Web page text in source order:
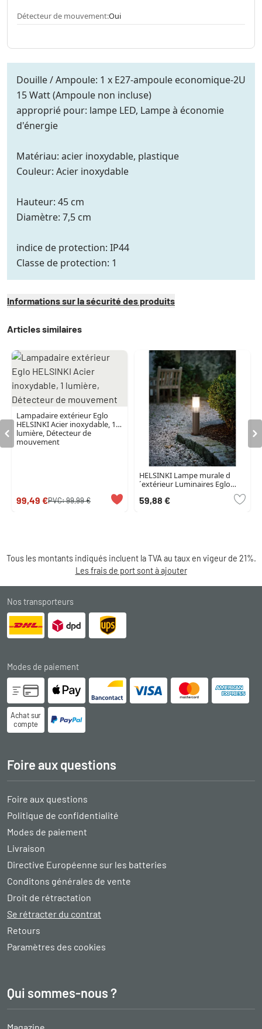
Détecteur de mouvement:Oui
Douille / Ampoule: 1 x E27-ampoule economique-2U
15 Watt (Ampoule non incluse)
approprié pour: lampe LED, Lampe à économie
d'énergie
Matériau: acier inoxydable, plastique
Couleur: Acier inoxydable
Hauteur: 45 cm
Diamètre: 7,5 cm
indice de protection: IP44
Classe de protection: 1
Informations sur la sécurité des produits
Articles similaires
Lampadaire extérieur Eglo
HELSINKI Acier inoxydable, 1
lumière, Détecteur de
mouvement
99,49 €PVC:99,99 €
HELSINKI Lampe murale d
´extérieur Luminaires Eglo
Rouille, 1 lumière, Détecteur
de mouvement
59,88 €
Tous les montants indiqués incluent la TVA au taux en vigeur de 21%.
Les frais de port sont à ajouter
Nos transporteurs
Modes de paiement
Achat sur
compte
Foire aux questions
Foire aux questions
Politique de confidentialité
Modes de paiement
Livraison
Directive Européenne sur les batteries
Conditons générales de vente
Droit de rétractation
Se rétracter du contrat
Retours
Paramètres des cookies
Qui sommes-nous ?